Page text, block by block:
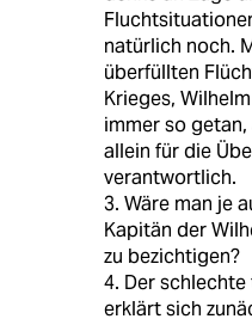
natürlich noch.
überfüllten
Krieges,
immer so
allein für die
verantwortlich.
3. Wäre man je
Kapitän der
zu bezichtigen?
4. Der
erklärt sich